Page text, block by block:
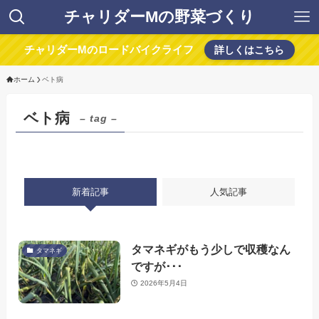
チャリダーMの野菜づくり
チャリダーMのロードバイクライフ 詳しくはこちら
ホーム ベト病
ベト病 – tag –
新着記事 人気記事
タマネギ
タマネギがもう少しで収穫なん
ですが･･･
2026年5月4日